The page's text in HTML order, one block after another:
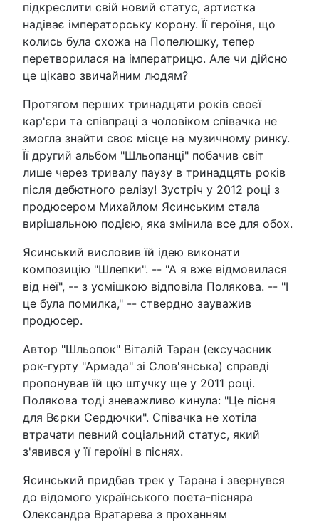
підкреслити свій новий статус, артистка
надіває імператорську корону. Її героїня, що
колись була схожа на Попелюшку, тепер
перетворилася на імператрицю. Але чи дійсно
це цікаво звичайним людям?
Протягом перших тринадцяти років своєї
кар'єри та співпраці з чоловіком співачка не
змогла знайти своє місце на музичному ринку.
Її другий альбом "Шльопанці" побачив світ
лише через тривалу паузу в тринадцять років
після дебютного релізу! Зустріч у 2012 році з
продюсером Михайлом Ясинським стала
вирішальною подією, яка змінила все для обох.
Ясинський висловив їй ідею виконати
композицію "Шлепки". -- "А я вже відмовилася
від неї", -- з усмішкою відповіла Полякова. -- "І
це була помилка," -- ствердно зауважив
продюсер.
Автор "Шльопок" Віталій Таран (ексучасник
рок-гурту "Армада" зі Слов'янська) справді
пропонував їй цю штучку ще у 2011 році.
Полякова тоді зневажливо кинула: "Це пісня
для Вєрки Сердючки". Співачка не хотіла
втрачати певний соціальний статус, який
з'явився у її героїні в піснях.
Ясинський придбав трек у Тарана і звернувся
до відомого українського поета-пісняра
Олександра Вратарева з проханням